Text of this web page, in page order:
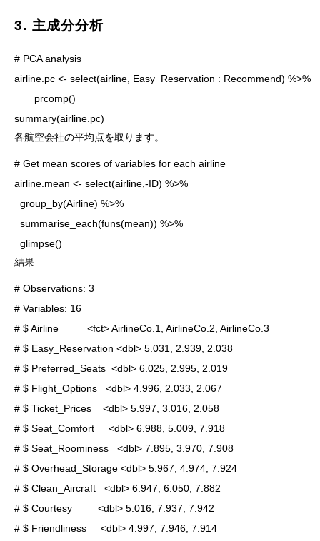
3. 主成分分析
# PCA analysis
airline.pc <- select(airline, Easy_Reservation : Recommend) %>%
prcomp()
各航空会社の平均点を取ります。
# Get mean scores of variables for each airline
airline.mean <- select(airline,-ID) %>%
group_by(Airline) %>%
summarise_each(funs(mean)) %>%
glimpse()
結果
# Observations: 3
# Variables: 16
# $ Airline          <fct> AirlineCo.1, AirlineCo.2, AirlineCo.3
# $ Easy_Reservation <dbl> 5.031, 2.939, 2.038
# $ Preferred_Seats  <dbl> 6.025, 2.995, 2.019
# $ Flight_Options   <dbl> 4.996, 2.033, 2.067
# $ Ticket_Prices    <dbl> 5.997, 3.016, 2.058
# $ Seat_Comfort     <dbl> 6.988, 5.009, 7.918
# $ Seat_Roominess   <dbl> 7.895, 3.970, 7.908
# $ Overhead_Storage <dbl> 5.967, 4.974, 7.924
# $ Clean_Aircraft   <dbl> 6.947, 6.050, 7.882
# $ Courtesy         <dbl> 5.016, 7.937, 7.942
# $ Friendliness     <dbl> 4.997, 7.946, 7.914